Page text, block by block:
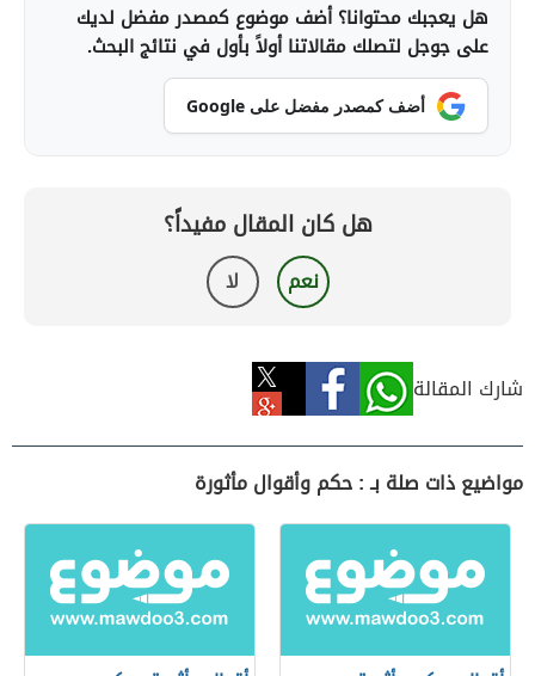
هل يعجبك محتوانا؟ أضف موضوع كمصدر مفضل لديك
على جوجل لتصلك مقالاتنا أولاً بأول في نتائج البحث.
أضف كمصدر مفضل على Google
هل كان المقال مفيداً؟
نعم لا
شارك المقالة
مواضيع ذات صلة بـ : حكم وأقوال مأثورة